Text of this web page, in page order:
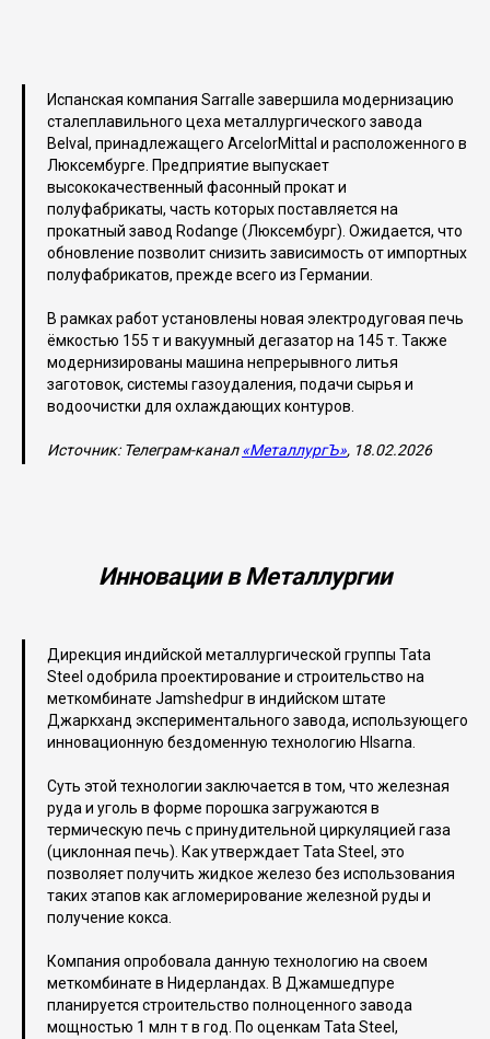
Испанская компания Sarralle завершила модернизацию
сталеплавильного цеха металлургического завода
Belval, принадлежащего ArcelorMittal и расположенного в
Люксембурге. Предприятие выпускает
высококачественный фасонный прокат и
полуфабрикаты, часть которых поставляется на
прокатный завод Rodange (Люксембург). Ожидается, что
обновление позволит снизить зависимость от импортных
полуфабрикатов, прежде всего из Германии.
В рамках работ установлены новая электродуговая печь
ёмкостью 155 т и вакуумный дегазатор на 145 т. Также
модернизированы машина непрерывного литья
заготовок, системы газоудаления, подачи сырья и
водоочистки для охлаждающих контуров.
Источник: Телеграм-канал«МеталлургЪ», 18.02.2026
Инновации в Металлургии
Дирекция индийской металлургической группы Tata
Steel одобрила проектирование и строительство на
меткомбинате Jamshedpur в индийском штате
Джаркханд экспериментального завода, использующего
инновационную бездоменную технологию HIsarna.
Суть этой технологии заключается в том, что железная
руда и уголь в форме порошка загружаются в
термическую печь с принудительной циркуляцией газа
(циклонная печь). Как утверждает Tata Steel, это
позволяет получить жидкое железо без использования
таких этапов как агломерирование железной руды и
получение кокса.
Компания опробовала данную технологию на своем
меткомбинате в Нидерландах. В Джамшедпуре
планируется строительство полноценного завода
мощностью 1 млн т в год. По оценкам Tata Steel,